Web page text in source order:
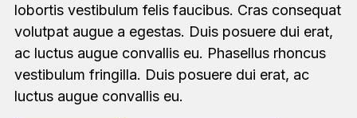
lobortis vestibulum felis faucibus. Cras consequat
volutpat augue a egestas. Duis posuere dui erat,
ac luctus augue convallis eu. Phasellus rhoncus
vestibulum fringilla. Duis posuere dui erat, ac
luctus augue convallis eu.